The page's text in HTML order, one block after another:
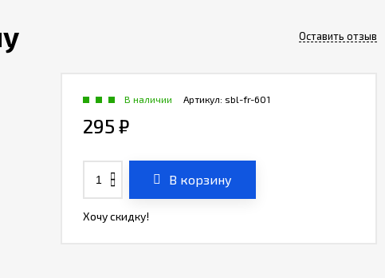
Оставить отзыв
Артикул: sbl-fr-601
В наличии
295 ₽
В корзину
Хочу скидку!